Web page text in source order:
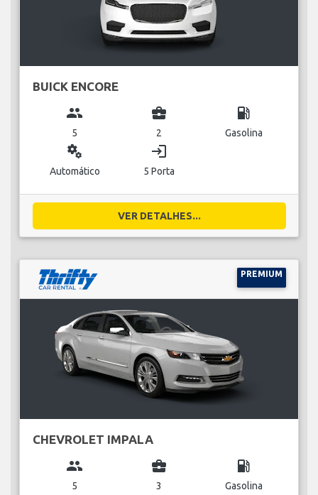
BUICK ENCORE
group
5
business_center
2
local_gas_station
Gasolina
miscellaneous_services
Automático
login
5 Porta
VER DETALHES...
PREMIUM
CHEVROLET IMPALA
group
5
business_center
3
local_gas_station
Gasolina